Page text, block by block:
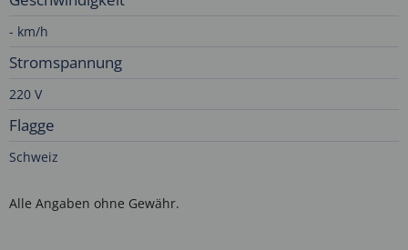
- km/h
Stromspannung
220 V
Flagge
Schweiz
Alle Angaben ohne Gewähr.